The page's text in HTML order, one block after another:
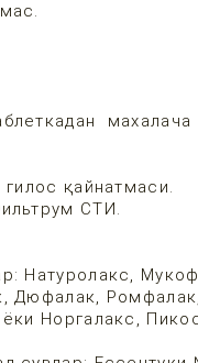
қайнатмаси.
СТИ.
Натуролакс,
Дюфалак, Ромфалак,
Норгалакс,